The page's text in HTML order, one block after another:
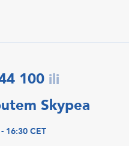
100 ili
Skypea
16:30 CET